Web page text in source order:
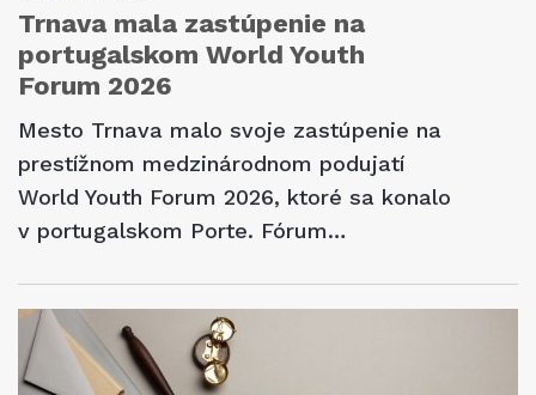
Trnava mala zastúpenie na
portugalskom World Youth
Forum 2026
Mesto Trnava malo svoje zastúpenie na
prestížnom medzinárodnom podujatí
World Youth Forum 2026, ktoré sa konalo
v portugalskom Porte. Fórum…